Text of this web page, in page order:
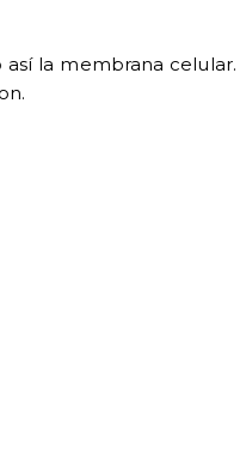
así la membrana celular.